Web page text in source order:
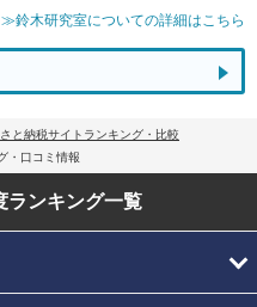
≫鈴木研究室についての詳細はこちら
と納税サイトランキング・比較
・口コミ情報
ランキング一覧